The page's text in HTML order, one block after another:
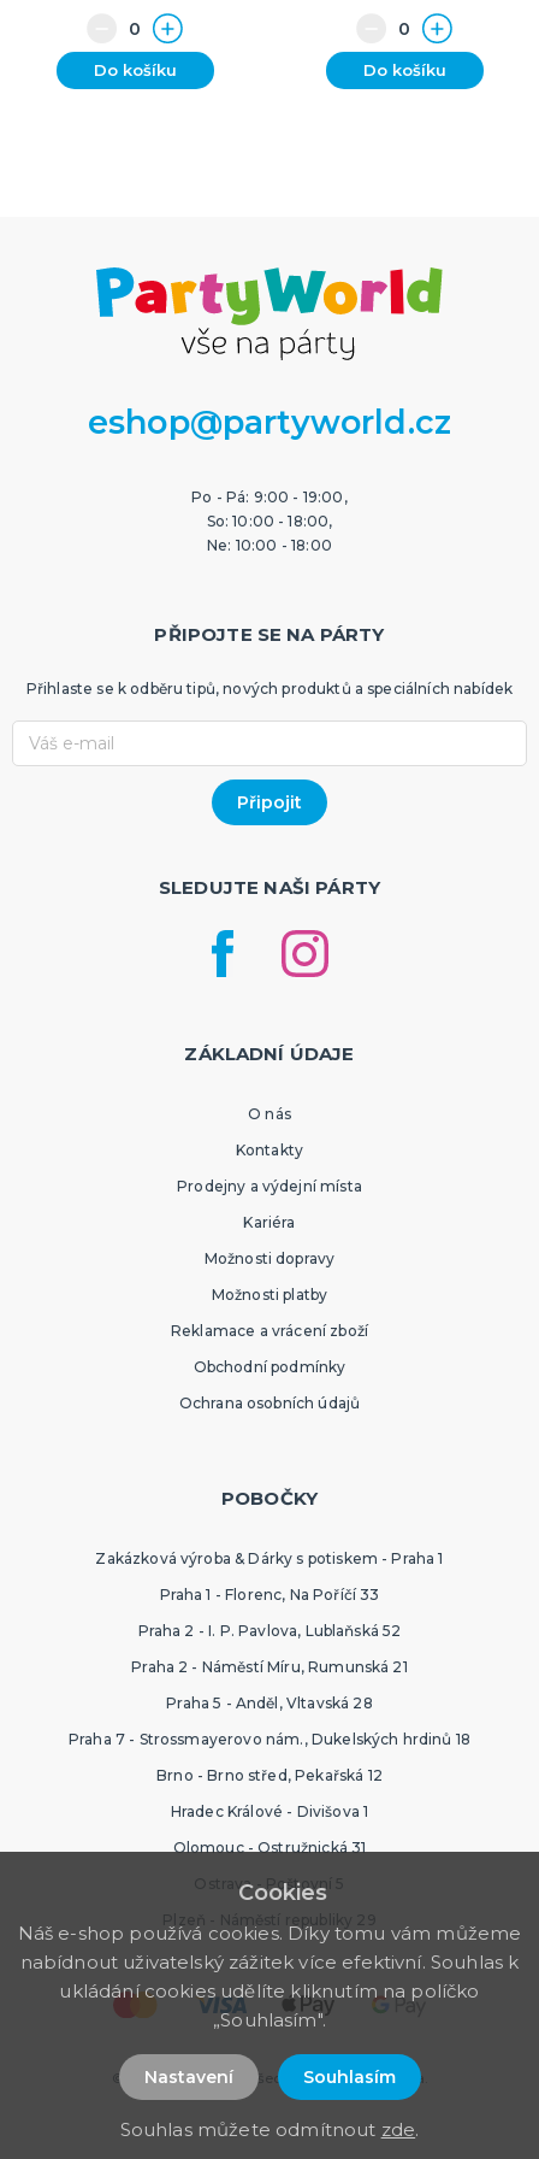
Do košíku Do košíku
eshop@partyworld.cz
Po - Pá: 9:00 - 19:00,
So: 10:00 - 18:00,
Ne: 10:00 - 18:00
PŘIPOJTE SE NA PÁRTY
Přihlaste se k odběru tipů, nových produktů a speciálních nabídek
SLEDUJTE NAŠI PÁRTY
ZÁKLADNÍ ÚDAJE
O nás
Kontakty
Prodejny a výdejní místa
Kariéra
Možnosti dopravy
Možnosti platby
Reklamace a vrácení zboží
Obchodní podmínky
Ochrana osobních údajů
POBOČKY
Zakázková výroba & Dárky s potiskem - Praha 1
Praha 1 - Florenc, Na Poříčí 33
Praha 2 - I. P. Pavlova, Lublaňská 52
Praha 2 - Náměstí Míru, Rumunská 21
Praha 5 - Anděl, Vltavská 28
Praha 7 - Strossmayerovo nám., Dukelských hrdinů 18
Brno - Brno střed, Pekařská 12
Hradec Králové - Divišova 1
Olomouc - Ostružnická 31
Ostrava - Poštovní 5
Plzeň - Náměstí republiky 29
© 2026 PartyWorld. Všechna práva vyhrazena.
Cookies
Náš e-shop používá cookies. Díky tomu vám můžeme
nabídnout uživatelský zážitek více efektivní. Souhlas k
ukládání cookies udělíte kliknutím na políčko
„Souhlasím".
Nastavení Souhlasím
Souhlas můžete odmítnout zde.